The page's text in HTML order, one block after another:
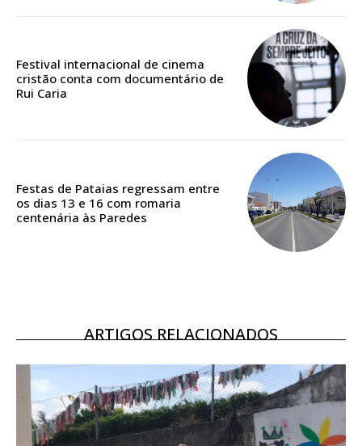
Acesso ao conteúdo online
Acesso aos conteúdos Exclusivos para
assinantes
Acesso ao conteúdo online
Acesso aos conteúdos Exclusivos para
Festival internacional de cinema
cristão conta com documentário de
Rui Caria
Festas de Pataias regressam entre
os dias 13 e 16 com romaria
centenária às Paredes
ARTIGOS RELACIONADOS